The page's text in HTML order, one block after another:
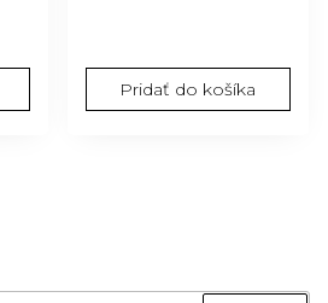
15,90 €.13,52 €.
Pridať do košíka